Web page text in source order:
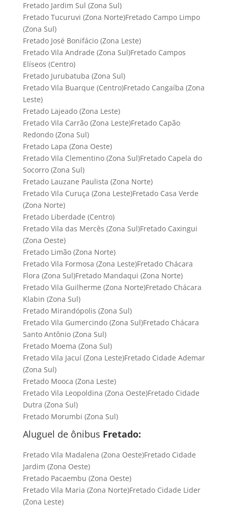
Fretado Jardim Sul (Zona Sul)
Fretado Tucuruvi (Zona Norte)Fretado Campo Limpo
(Zona Sul)
Fretado José Bonifácio (Zona Leste)
Fretado Vila Andrade (Zona Sul)Fretado Campos
Elíseos (Centro)
Fretado Jurubatuba (Zona Sul)
Fretado Vila Buarque (Centro)Fretado Cangaíba (Zona
Leste)
Fretado Lajeado (Zona Leste)
Fretado Vila Carrão (Zona Leste)Fretado Capão
Redondo (Zona Sul)
Fretado Lapa (Zona Oeste)
Fretado Vila Clementino (Zona Sul)Fretado Capela do
Socorro (Zona Sul)
Fretado Lauzane Paulista (Zona Norte)
Fretado Vila Curuça (Zona Leste)Fretado Casa Verde
(Zona Norte)
Fretado Liberdade (Centro)
Fretado Vila das Mercês (Zona Sul)Fretado Caxingui
(Zona Oeste)
Fretado Limão (Zona Norte)
Fretado Vila Formosa (Zona Leste)Fretado Chácara
Flora (Zona Sul)Fretado Mandaqui (Zona Norte)
Fretado Vila Guilherme (Zona Norte)Fretado Chácara
Klabin (Zona Sul)
Fretado Mirandópolis (Zona Sul)
Fretado Vila Gumercindo (Zona Sul)Fretado Chácara
Santo Antônio (Zona Sul)
Fretado Moema (Zona Sul)
Fretado Vila Jacuí (Zona Leste)Fretado Cidade Ademar
(Zona Sul)
Fretado Mooca (Zona Leste)
Fretado Vila Leopoldina (Zona Oeste)Fretado Cidade
Dutra (Zona Sul)
Fretado Morumbi (Zona Sul)
Aluguel de ônibus Fretado:
Fretado Vila Madalena (Zona Oeste)Fretado Cidade
Jardim (Zona Oeste)
Fretado Pacaembu (Zona Oeste)
Fretado Vila Maria (Zona Norte)Fretado Cidade Lider
(Zona Leste)